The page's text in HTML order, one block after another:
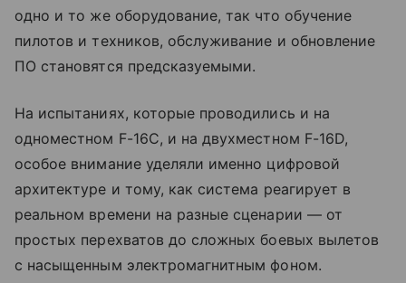
одно и то же оборудование, так что обучение
пилотов и техников, обслуживание и обновление
ПО становятся предсказуемыми.
На испытаниях, которые проводились и на
одноместном F-16C, и на двухместном F-16D,
особое внимание уделяли именно цифровой
архитектуре и тому, как система реагирует в
реальном времени на разные сценарии — от
простых перехватов до сложных боевых вылетов
с насыщенным электромагнитным фоном.